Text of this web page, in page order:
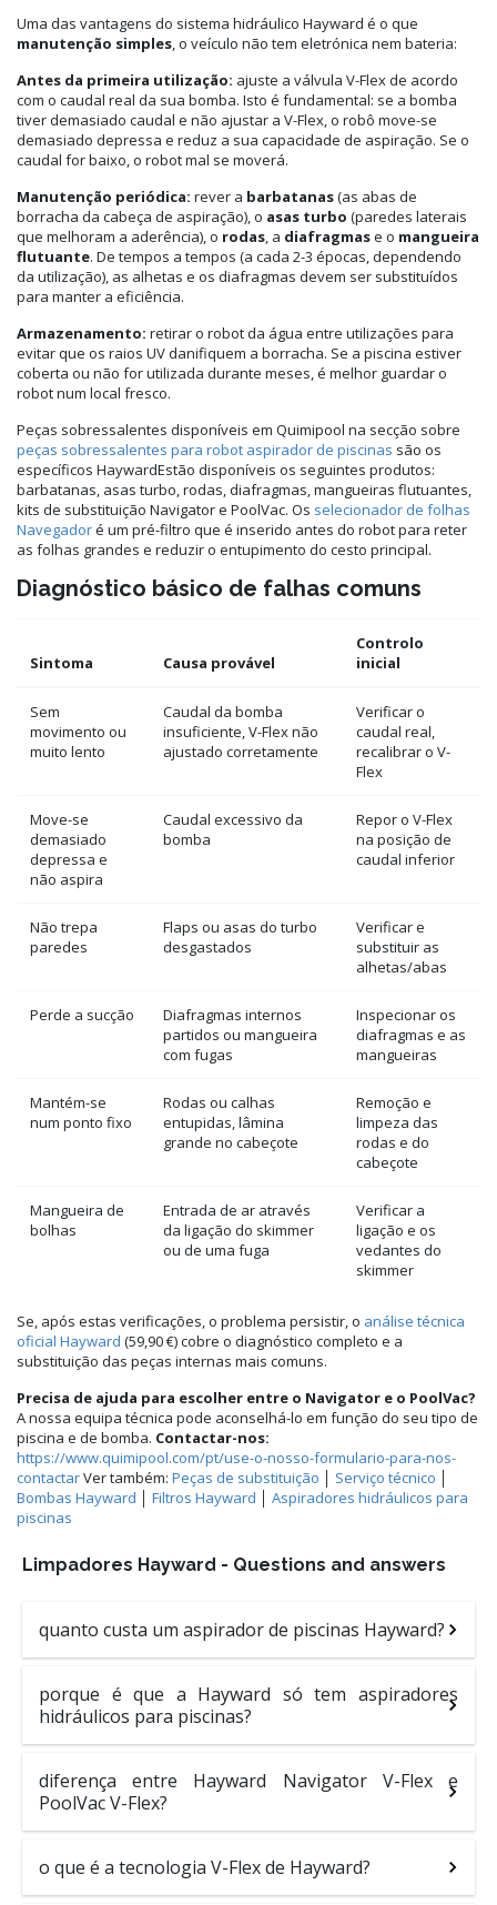
Uma das vantagens do sistema hidráulico Hayward é o que
manutenção simples , o veículo não tem eletrónica nem bateria:
Antes da primeira utilização: ajuste a válvula V-Flex de acordo
com o caudal real da sua bomba. Isto é fundamental: se a bomba
tiver demasiado caudal e não ajustar a V-Flex, o robô move-se
demasiado depressa e reduz a sua capacidade de aspiração. Se o
caudal for baixo, o robot mal se moverá.
Manutenção periódica: rever a barbatanas(as abas de
borracha da cabeça de aspiração), o asas turbo (paredes laterais
que melhoram a aderência), o rodas , a diafragmase o mangueira
flutuante. De tempos a tempos (a cada 2-3 épocas, dependendo
da utilização), as alhetas e os diafragmas devem ser substituídos
para manter a eficiência.
Armazenamento: retirar o robot da água entre utilizações para
evitar que os raios UV danifiquem a borracha. Se a piscina estiver
coberta ou não for utilizada durante meses, é melhor guardar o
robot num local fresco.
Peças sobressalentes disponíveis em Quimipool na secção sobre
peças sobressalentes para robot aspirador de piscinas são os
específicos HaywardEstão disponíveis os seguintes produtos:
barbatanas, asas turbo, rodas, diafragmas, mangueiras flutuantes,
kits de substituição Navigator e PoolVac. Os selecionador de folhas
Navegadoré um pré-filtro que é inserido antes do robot para reter
as folhas grandes e reduzir o entupimento do cesto principal.
Diagnóstico básico de falhas comuns
Sintoma Causa provável
Controlo
inicial
Sem
movimento ou
muito lento
Caudal da bomba
insuficiente, V-Flex não
ajustado corretamente
Verificar o
caudal real,
recalibrar o V-
Flex
Move-se
demasiado
depressa e
não aspira
Caudal excessivo da
bomba
Repor o V-Flex
na posição de
caudal inferior
Não trepa
paredes
Flaps ou asas do turbo
desgastados
Verificar e
substituir as
alhetas/abas
Perde a sucção
Diafragmas internos
partidos ou mangueira
com fugas
Inspecionar os
diafragmas e as
mangueiras
Mantém-se
num ponto fixo
Rodas ou calhas
entupidas, lâmina
grande no cabeçote
Remoção e
limpeza das
rodas e do
cabeçote
Mangueira de
bolhas
Entrada de ar através
da ligação do skimmer
ou de uma fuga
Verificar a
ligação e os
vedantes do
skimmer
Se, após estas verificações, o problema persistir, o análise técnica
oficial Hayward (59,90 €) cobre o diagnóstico completo e a
substituição das peças internas mais comuns.
Precisa de ajuda para escolher entre o Navigator e o PoolVac?
A nossa equipa técnica pode aconselhá-lo em função do seu tipo de
piscina e de bomba. Contactar-nos:
https://www.quimipool.com/pt/use-o-nosso-formulario-para-nos-
contactarVer também: Peças de substituição Serviço técnico
Bombas Hayward
Filtros Hayward
Aspiradores hidráulicos para
piscinas
Limpadores Hayward - Questions and answers
quanto custa um aspirador de piscinas Hayward?
porque é que a Hayward só tem aspiradores
hidráulicos para piscinas?
diferença entre Hayward Navigator V-Flex e
PoolVac V-Flex?
o que é a tecnologia V-Flex de Hayward?